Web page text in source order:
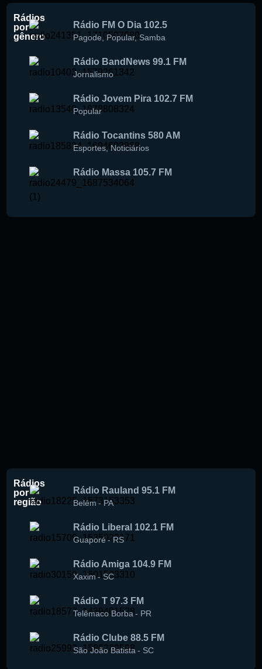
Rádios
por
gênero
Rádio FM O Dia 102.5
Pagode,Popular,Samba
Rádio BandNews 99.1 FM
Jornalismo
Rádio Jovem Pira 102.7 FM
Popular
Rádio Tocantins 580 AM
Esportes,Noticiários
Rádio Massa 105.7 FM
Rádios
por
região
Rádio Rauland 95.1 FM
Belém-PA
Rádio Liberal 102.1 FM
Guaporé-RS
Rádio Amiga 104.9 FM
Xaxim-SC
Rádio T 97.3 FM
Telêmaco Borba- PR
Rádio Clube 88.5 FM
São João Batista - SC